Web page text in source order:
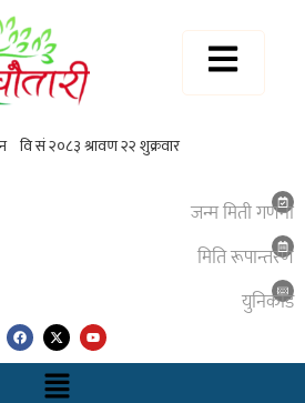
जन्म मिती गणना
मिति रूपान्तरण
युनिकाेड